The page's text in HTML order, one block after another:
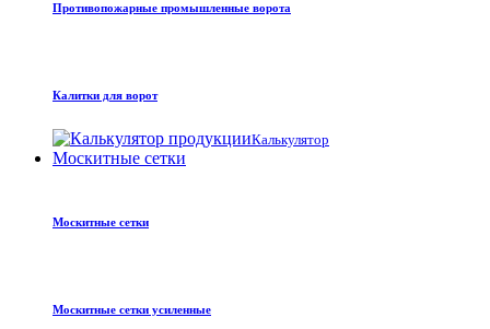
Противопожарные промышленные ворота
Калитки для ворот
Калькулятор
Москитные сетки
Москитные сетки
Москитные сетки усиленные